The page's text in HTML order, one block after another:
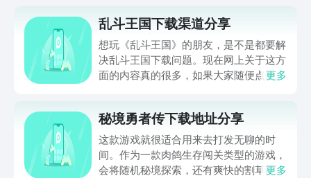
乱斗王国下载渠道分享
想玩《乱斗王国》的朋友，是不是都要解
决乱斗王国下载问题。现在网上关于这方
面的内容真的很多，如果大家随便点击陌
app进行下载会更加方便，九游是手游福
利最多的游戏平台，在这里不仅能够看到
游戏资源，还能及时查看后续的消息、活
动内容等相关信息。
更多
秘境勇者传下载地址分享
这款游戏就很适合用来去打发无聊的时
间。作为一款肉鸽生存闯关类型的游戏，
会将随机秘境探索，还有爽快的割草闯关
更多